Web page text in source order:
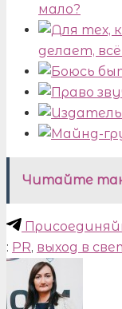
мало?
делает,
Читайте
: PR, выход в